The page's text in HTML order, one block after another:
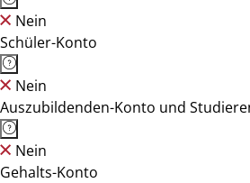
Nein
Schüler-Konto
Nein
Auszubildenden-Konto und
Nein
Gehalts-Konto